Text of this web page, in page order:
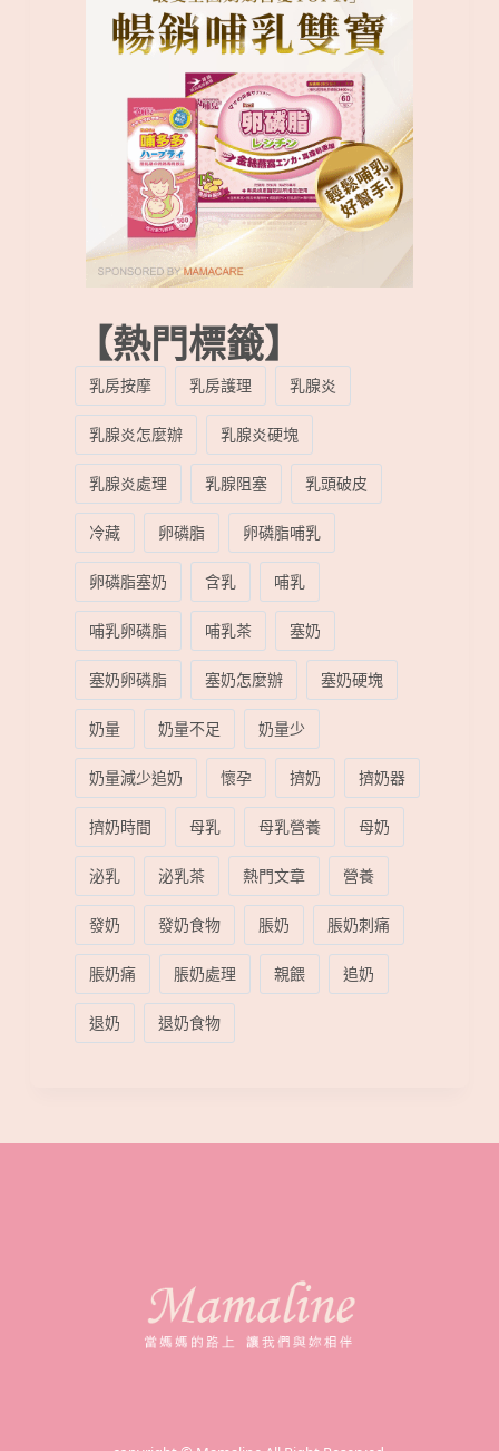
【熱門標籤】
乳房按摩 乳房護理
乳腺炎
乳腺炎怎麼辦
乳腺炎硬塊
乳腺炎處理
乳腺阻塞
乳頭破皮
冷藏
卵磷脂
卵磷脂哺乳
卵磷脂塞奶
含乳
哺乳
哺乳卵磷脂
哺乳茶
塞奶
塞奶卵磷脂
塞奶怎麼辦
塞奶硬塊
奶量
奶量不足
奶量少
奶量減少追奶
懷孕 擠奶
擠奶器
擠奶時間
母乳 母乳營養
母奶
泌乳
泌乳茶 熱門文章
營養
發奶
發奶食物 脹奶
脹奶刺痛
脹奶痛
脹奶處理 親餵
追奶
退奶
退奶食物